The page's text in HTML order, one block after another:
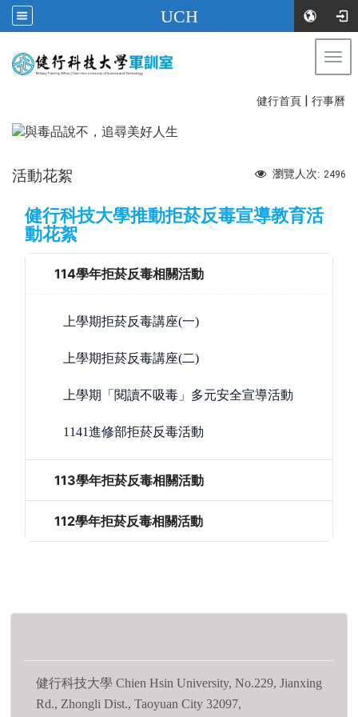
UCH
健行科技大學軍訓室
健行首頁 | 行事曆
瀏覽人次: 2496
活動花絮
健行科技大學推動拒菸反毒宣導教育活
動花絮
114學年拒菸反毒相關活動
上學期拒菸反毒講座(一)
上學期拒菸反毒講座(二)
上學期「閱讀不吸毒」多元安全宣導活動
1141進修部拒菸反毒活動
113學年拒菸反毒相關活動
112學年拒菸反毒相關活動
健行科技大學 Chien Hsin University, No.229, Jianxing
Rd., Zhongli Dist., Taoyuan City 32097,